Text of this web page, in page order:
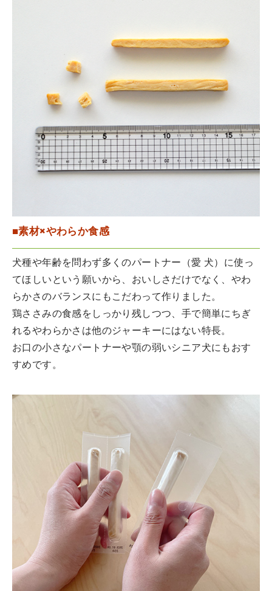
■素材×やわらか食感
犬種や年齢を問わず多くのパートナー（愛 犬）に使っ
てほしいという願いから、おいしさだけでなく、やわ
らかさのバランスにもこだわって作りました。
鶏ささみの食感をしっかり残しつつ、手で簡単にちぎ
れるやわらかさは他のジャーキーにはない特長。
お口の小さなパートナーや顎の弱いシニア犬にもおす
すめです。